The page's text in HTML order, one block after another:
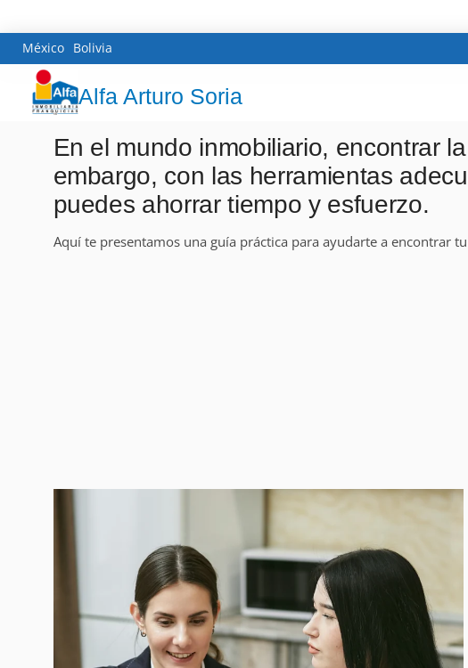
México Bolivia
Alfa Arturo Soria
En el mundo inmobiliario, encontrar
embargo, con las herramientas
puedes ahorrar tiempo y esfuerzo.
Aquí te presentamos una guía práctica para ayudarte a encontrar